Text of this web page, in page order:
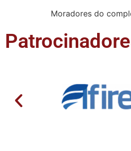
Moradores do